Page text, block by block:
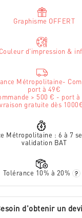
Graphisme OFFERT
Couleur d'impression &
Métropolitaine-
port à 49€
> 500 € - port à
gratuite dès
Métropolitaine : 6 à 7
validation BAT
Tolérance 10% à 20%
d'obtenir un